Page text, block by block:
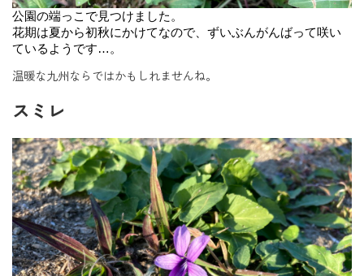
公園の端っこで見つけました。
花期は夏から初秋にかけてなので、ずいぶんがんばって咲い
ているようです…。
温暖な九州ならではかもしれませんね。
スミレ